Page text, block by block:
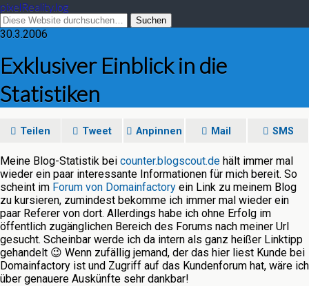
pixelReality.log
30.3.2006
Exklusiver Einblick in die
Statistiken
Teilen Tweet Anpinnen Mail SMS
Meine Blog-Statistik bei counter.blogscout.de hält immer mal
wieder ein paar interessante Informationen für mich bereit. So
scheint im Forum von Domainfactory ein Link zu meinem Blog
zu kursieren, zumindest bekomme ich immer mal wieder ein
paar Referer von dort. Allerdings habe ich ohne Erfolg im
öffentlich zugänglichen Bereich des Forums nach meiner Url
gesucht. Scheinbar werde ich da intern als ganz heißer Linktipp
gehandelt 😉 Wenn zufällig jemand, der das hier liest Kunde bei
Domainfactory ist und Zugriff auf das Kundenforum hat, wäre ich
über genauere Auskünfte sehr dankbar!